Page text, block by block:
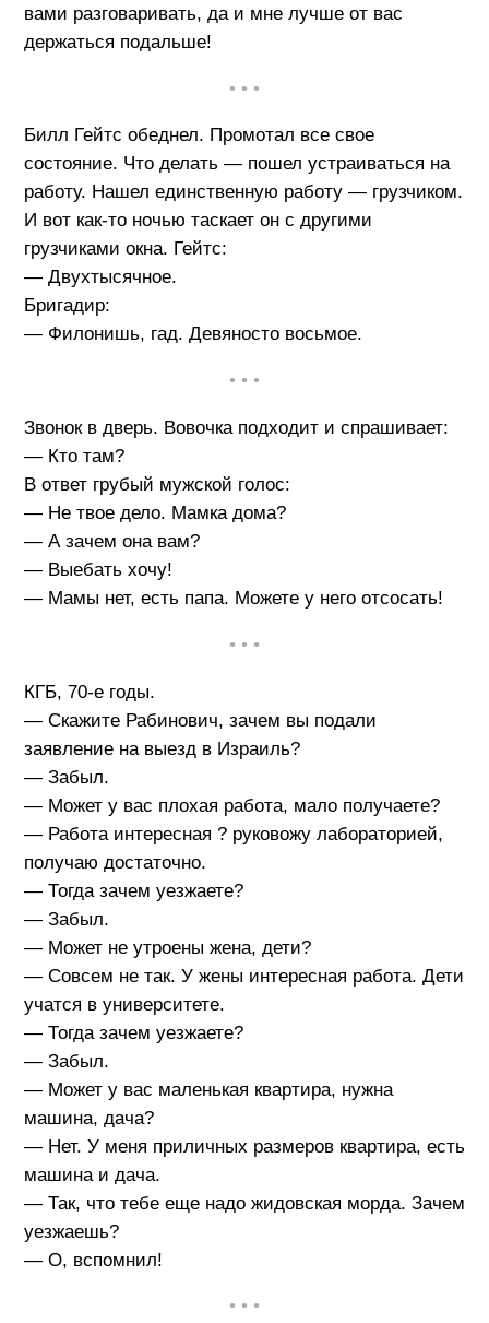
вами разговаривать, да и мне лучше от вас
держаться подальше!
• • •
Билл Гейтс обеднел. Промотал все свое
состояние. Что делать — пошел устраиваться на
работу. Нашел единственную работу — грузчиком.
И вот как-то ночью таскает он с другими
грузчиками окна. Гейтс:
— Двухтысячное.
Бригадир:
— Филонишь, гад. Девяносто восьмое.
• • •
Звонок в дверь. Вовочка подходит и спрашивает:
— Кто там?
В ответ грубый мужской голос:
— Не твое дело. Мамка дома?
— А зачем она вам?
— Выебать хочу!
— Мамы нет, есть папа. Можете у него отсосать!
• • •
КГБ, 70-е годы.
— Скажите Рабинович, зачем вы подали
заявление на выезд в Израиль?
— Забыл.
— Может у вас плохая работа, мало получаете?
— Работа интересная ? руковожу лабораторией,
получаю достаточно.
— Тогда зачем уезжаете?
— Забыл.
— Может не утроены жена, дети?
— Совсем не так. У жены интересная работа. Дети
учатся в университете.
— Тогда зачем уезжаете?
— Забыл.
— Может у вас маленькая квартира, нужна
машина, дача?
— Нет. У меня приличных размеров квартира, есть
машина и дача.
— Так, что тебе еще надо жидовская морда. Зачем
уезжаешь?
— О, вспомнил!
• • •